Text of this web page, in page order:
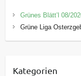
Grünes Blätt’l 08/
Grüne Liga
Kategorien